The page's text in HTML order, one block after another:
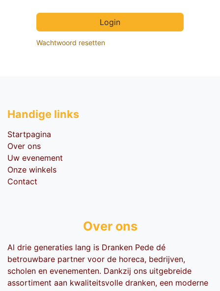
Login
Wachtwoord resetten
Handige li​nks
Startpagina
Over ons
Uw evenement
Onze winkels
Contact
Over ons
Al drie generaties lang is Dranken Pede dé
betrouwbare partner voor de horeca, bedrijven,
scholen en evenementen. Dankzij ons uitgebreide
assortiment aan kwaliteitsvolle dranken, een moderne